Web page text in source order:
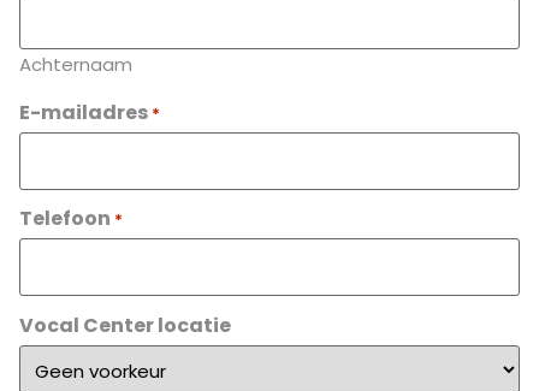
Achternaam
E-mailadres *
Telefoon *
Vocal Center locatie